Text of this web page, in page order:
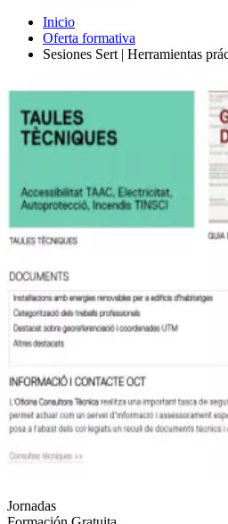
Inicio
Oferta formativa
Sesiones Sert | Herramientas
Jornadas